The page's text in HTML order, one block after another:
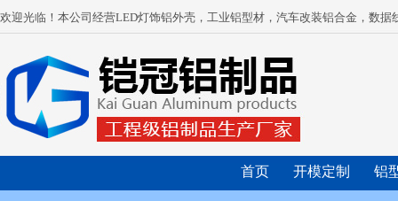
欢迎光临！本公司经营LED灯饰铝外壳，工业铝型材，汽车改装铝合金，数
首页 开模定制 铝